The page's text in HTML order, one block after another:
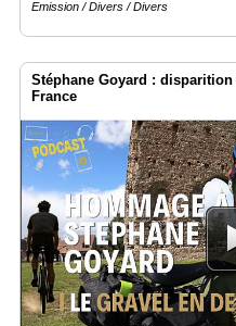
Emission / Divers / Divers
Stéphane Goyard :
France